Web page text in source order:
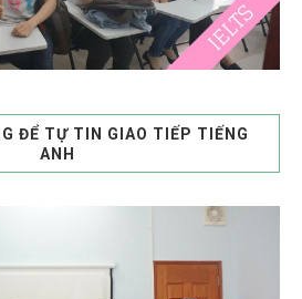
ĐỂ TỰ TIN GIAO TIẾP TIẾNG
ANH